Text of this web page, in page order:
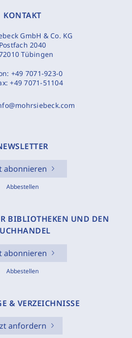
KONTAKT
GmbH & Co. KG
Postfach 2040
Tübingen
+49 7071-923-0
+49 7071-51104
abonnieren
Abbestellen
BIBLIOTHEKEN UND DEN
abonnieren
Abbestellen
& VERZEICHNISSE
anfordern